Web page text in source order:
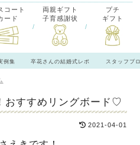
コート
ード
/
両親ギフト
子育感謝状
/
プチ
ギフト
例集 卒花さんの結婚式レポ スタッフブ
おすすめリングボード♡
2021-04-01